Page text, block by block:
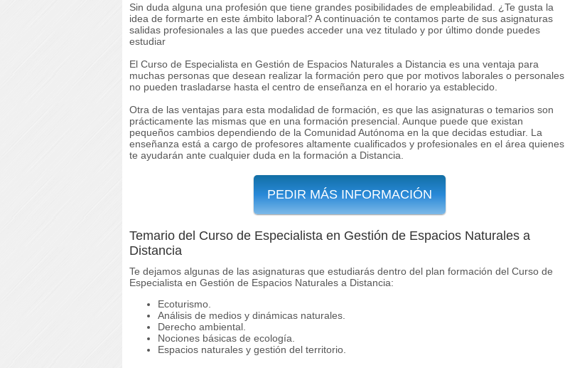
Sin duda alguna una profesión que tiene grandes posibilidades de empleabilidad. ¿Te gusta la
idea de formarte en este ámbito laboral? A continuación te contamos parte de sus asignaturas
salidas profesionales a las que puedes acceder una vez titulado y por último donde puedes
estudiar
El Curso de Especialista en Gestión de Espacios Naturales a Distancia es una ventaja para
muchas personas que desean realizar la formación pero que por motivos laborales o personales
no pueden trasladarse hasta el centro de enseñanza en el horario ya establecido.
Otra de las ventajas para esta modalidad de formación, es que las asignaturas o temarios son
prácticamente las mismas que en una formación presencial. Aunque puede que existan
pequeños cambios dependiendo de la Comunidad Autónoma en la que decidas estudiar. La
enseñanza está a cargo de profesores altamente cualificados y profesionales en el área quienes
te ayudarán ante cualquier duda en la formación a Distancia.
PEDIR MÁS INFORMACIÓN
Temario del Curso de Especialista en Gestión de Espacios Naturales a
Distancia
Te dejamos algunas de las asignaturas que estudiarás dentro del plan formación del Curso de
Especialista en Gestión de Espacios Naturales a Distancia:
Ecoturismo.
Análisis de medios y dinámicas naturales.
Derecho ambiental.
Nociones básicas de ecología.
Espacios naturales y gestión del territorio.